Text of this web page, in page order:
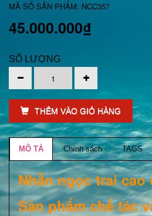
MÃ SỐ SẢN PHẨM: NCC357
45.000.000₫
SỐ LƯỢNG
THÊM VÀO GIỎ HÀNG
MÔ TẢ Chính sách TAGS
Nhẫn ngọc trai cao
Sản phẩm chế tác